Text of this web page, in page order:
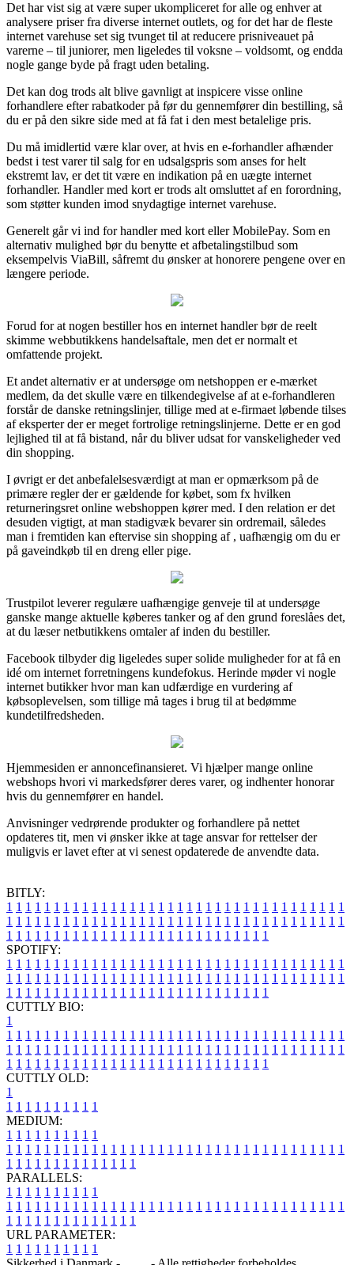
Det har vist sig at være super ukompliceret for alle og enhver at
analysere priser fra diverse internet outlets, og for det har de fleste
internet varehuse set sig tvunget til at reducere prisniveauet på
varerne – til juniorer, men ligeledes til voksne – voldsomt, og endda
nogle gange byde på fragt uden betaling.
Det kan dog trods alt blive gavnligt at inspicere visse online
forhandlere efter rabatkoder på før du gennemfører din bestilling, så
du er på den sikre side med at få fat i den mest betalelige pris.
Du må imidlertid være klar over, at hvis en e-forhandler afhænder
bedst i test varer til salg for en udsalgspris som anses for helt
ekstremt lav, er det tit være en indikation på en uægte internet
forhandler. Handler med kort er trods alt omsluttet af en forordning,
som støtter kunden imod snydagtige internet varehuse.
Generelt går vi ind for handler med kort eller MobilePay. Som en
alternativ mulighed bør du benytte et afbetalingstilbud som
eksempelvis ViaBill, såfremt du ønsker at honorere pengene over en
længere periode.
Forud for at nogen bestiller hos en internet handler bør de reelt
skimme webbutikkens handelsaftale, men det er normalt et
omfattende projekt.
Et andet alternativ er at undersøge om netshoppen er e-mærket
medlem, da det skulle være en tilkendegivelse af at e-forhandleren
forstår de danske retningslinjer, tillige med at e-firmaet løbende tilses
af eksperter der er meget fortrolige retningslinjerne. Dette er en god
lejlighed til at få bistand, når du bliver udsat for vanskeligheder ved
din shopping.
I øvrigt er det anbefalelsesværdigt at man er opmærksom på de
primære regler der er gældende for købet, som fx hvilken
returneringsret online webshoppen kører med. I den relation er det
desuden vigtigt, at man stadigvæk bevarer sin ordremail, således
man i fremtiden kan eftervise sin shopping af , uafhængig om du er
på gaveindkøb til en dreng eller pige.
Trustpilot leverer regulære uafhængige genveje til at undersøge
ganske mange aktuelle køberes tanker og af den grund foreslåes det,
at du læser netbutikkens omtaler af inden du bestiller.
Facebook tilbyder dig ligeledes super solide muligheder for at få en
idé om internet forretningens kundefokus. Herinde møder vi nogle
internet butikker hvor man kan udfærdige en vurdering af
købsoplevelsen, som tillige må tages i brug til at bedømme
kundetilfredsheden.
Hjemmesiden er annoncefinansieret. Vi hjælper mange online
webshops hvori vi markedsfører deres varer, og indhenter honorar
hvis du gennemfører en handel.
Anvisninger vedrørende produkter og forhandlere på nettet
opdateres tit, men vi ønsker ikke at tage ansvar for rettelser der
muligvis er lavet efter at vi senest opdaterede de anvendte data.
BITLY:
1 1 1 1 1 1 1 1 1 1 1 1 1 1 1 1 1 1 1 1 1 1 1 1 1 1 1 1 1 1 1 1 1 1 1 1
1 1 1 1 1 1 1 1 1 1 1 1 1 1 1 1 1 1 1 1 1 1 1 1 1 1 1 1 1 1 1 1 1 1 1 1
1 1 1 1 1 1 1 1 1 1 1 1 1 1 1 1 1 1 1 1 1 1 1 1 1 1 1 1
SPOTIFY:
1 1 1 1 1 1 1 1 1 1 1 1 1 1 1 1 1 1 1 1 1 1 1 1 1 1 1 1 1 1 1 1 1 1 1 1
1 1 1 1 1 1 1 1 1 1 1 1 1 1 1 1 1 1 1 1 1 1 1 1 1 1 1 1 1 1 1 1 1 1 1 1
1 1 1 1 1 1 1 1 1 1 1 1 1 1 1 1 1 1 1 1 1 1 1 1 1 1 1 1
CUTTLY BIO:
1
1 1 1 1 1 1 1 1 1 1 1 1 1 1 1 1 1 1 1 1 1 1 1 1 1 1 1 1 1 1 1 1 1 1 1 1
1 1 1 1 1 1 1 1 1 1 1 1 1 1 1 1 1 1 1 1 1 1 1 1 1 1 1 1 1 1 1 1 1 1 1 1
1 1 1 1 1 1 1 1 1 1 1 1 1 1 1 1 1 1 1 1 1 1 1 1 1 1 1 1
CUTTLY OLD:
1
1 1 1 1 1 1 1 1 1 1
MEDIUM:
1 1 1 1 1 1 1 1 1 1
1 1 1 1 1 1 1 1 1 1 1 1 1 1 1 1 1 1 1 1 1 1 1 1 1 1 1 1 1 1 1 1 1 1 1 1
1 1 1 1 1 1 1 1 1 1 1 1 1 1
PARALLELS:
1 1 1 1 1 1 1 1 1 1
1 1 1 1 1 1 1 1 1 1 1 1 1 1 1 1 1 1 1 1 1 1 1 1 1 1 1 1 1 1 1 1 1 1 1 1
1 1 1 1 1 1 1 1 1 1 1 1 1 1
URL PARAMETER:
1 1 1 1 1 1 1 1 1 1